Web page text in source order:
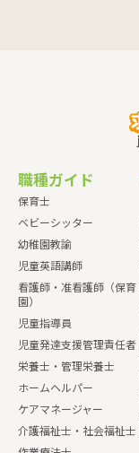
職種ガイド
保育士
ベビーシッター
幼稚園教諭
児童英語講師
看護師・准看護師（保育
園）
児童指導員
児童発達支援管理責任者
栄養士・管理栄養士
ホームヘルパー
ケアマネージャー
介護福祉士・社会福祉士